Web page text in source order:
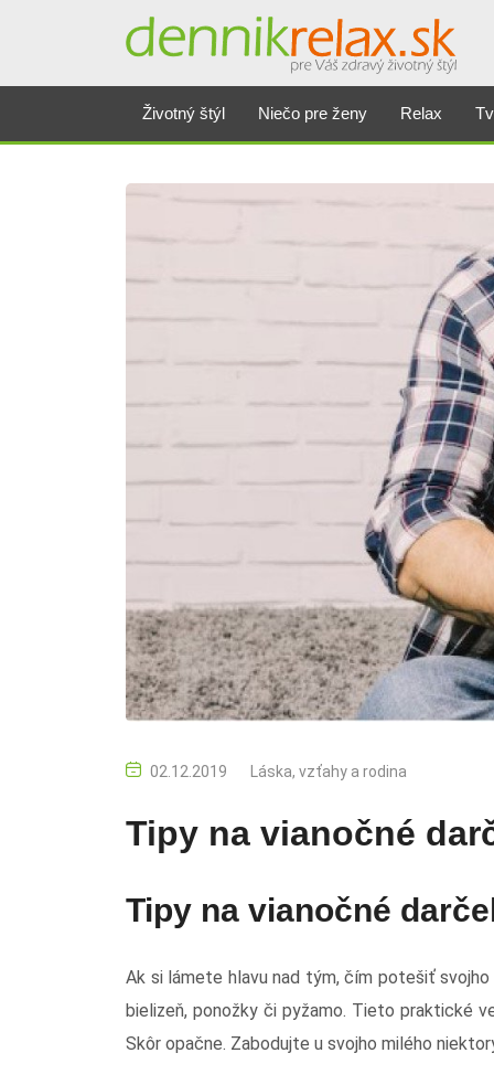
Životný štýl Niečo pre ženy Relax
02.12.2019 Láska, vzťahy a rodina
Tipy na vianočné
Tipy na vianočné
Ak si lámete hlavu nad tým, čím potešiť svojho
bielizeň, ponožky či pyžamo. Tieto praktické
Skôr opačne. Zabodujte u svojho milého